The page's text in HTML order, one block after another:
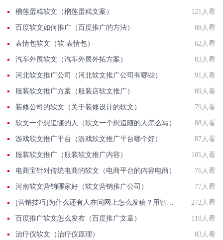
榴莲蛋糕软文（榴莲蛋糕文案） 121人看
百度软文如何推广（百度推广的方法） 89人看
表情包软文（软 表情包） 62人看
汽车外展软文（汽车外展外拓方案） 83人看
河北软文推广公司（河北软文推广公司有哪些） 91人看
服装软文推广方案（服装店软文推广） 89人看
装修公司的软文（关于装修设计的软文） 79人看
软文一个想追随的人（软文一个想追随的人怎么写） 88人看
游戏软文推广平台（游戏软文推广平台哪个好） 87人看
服装软文推广（服装软文推广内容） 105人看
电商宝针对传统电商的软文（电商平台的内容电商） 76人看
河南软文营销哪家好（软文营销推广公司） 77人看
272人看
百度推广软文怎么发布（百度推广文章） 118人看
治疗仪软文（治疗仪原理） 83人看